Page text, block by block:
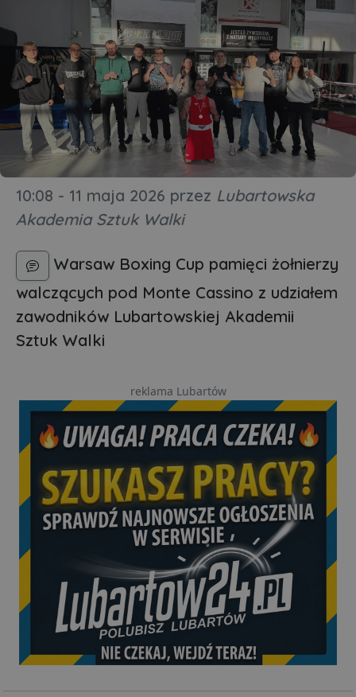
10:08 - 11 maja 2026 przez Lubartowska
Akademia Sztuk Walki
Warsaw Boxing Cup pamięci żołnierzy
walczących pod Monte Cassino z udziałem
zawodników Lubartowskiej Akademii
Sztuk Walki
reklama Lubartów